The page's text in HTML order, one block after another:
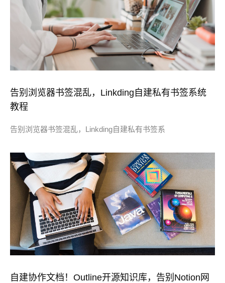
告别浏览器书签混乱，Linkding自建私有书签系统
教程
告别浏览器书签混乱，Linkding自建私有书签系
自建协作文档！Outline开源知识库，告别Notion网